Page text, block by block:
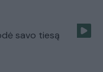
savo tiesą